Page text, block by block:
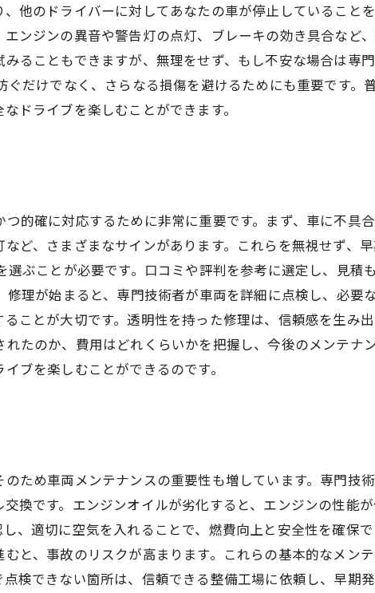
他のドライバーに対してあなたの車が停止していることを
ンジンの異音や警告灯の点灯、ブレーキの効き具合など
ることもできますが、無理をせず、もし不安な場合は専
だけでなく、さらなる損傷を避けるためにも重要です。
ドライブを楽しむことができます。
的確に対応するために非常に重要です。まず、車に不具
ど、さまざまなサインがあります。これらを無視せず、
ぶことが必要です。口コミや評判を参考に選定し、見積
理が始まると、専門技術者が車両を詳細に点検し、必要
ことが大切です。透明性を持った修理は、信頼感を生み
たのか、費用はどれくらいかを把握し、今後のメンテナ
ブを楽しむことができるのです。
ため車両メンテナンスの重要性も増しています。専門技
換です。エンジンオイルが劣化すると、エンジンの性能
、適切に空気を入れることで、燃費向上と安全性を確保
と、事故のリスクが高まります。これらの基本的なメン
検できない箇所は、信頼できる整備工場に依頼し、早期